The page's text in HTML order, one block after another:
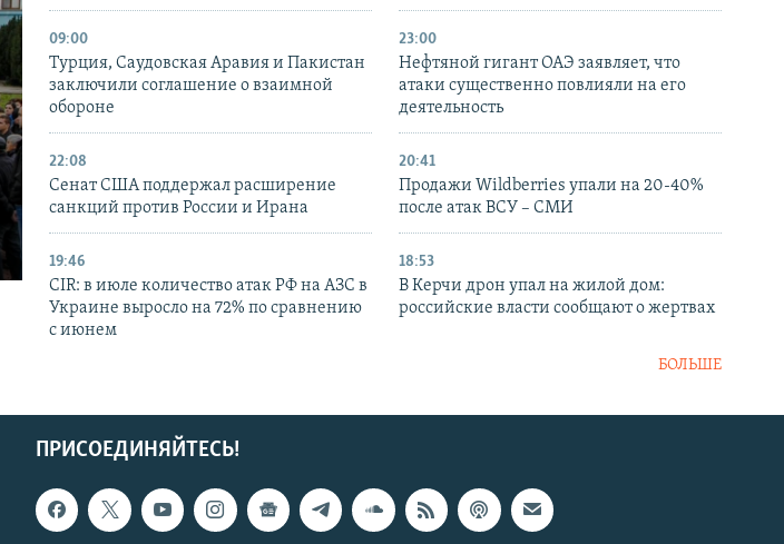
09:00
Турция, Саудовская Аравия и Пакистан
заключили соглашение о взаимной
обороне
23:00
Нефтяной гигант ОАЭ заявляет, что
атаки существенно повлияли на его
деятельность
22:08
Сенат США поддержал расширение
санкций против России и Ирана
20:41
Продажи Wildberries упали на 20-40%
после атак ВСУ – СМИ
19:46
CIR: в июле количество атак РФ на АЗС в
Украине выросло на 72% по сравнению
с июнем
18:53
В Керчи дрон упал на жилой дом:
российские власти сообщают о жертвах
БОЛЬШЕ
ПРИСОЕДИНЯЙТЕСЬ!